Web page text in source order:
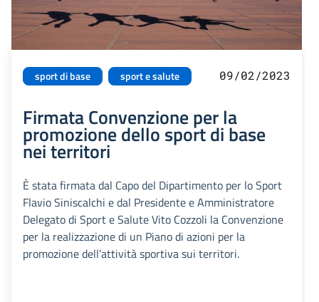
sport di base sport e salute 09/02/2023
Firmata Convenzione per la
promozione dello sport di base
nei territori
È stata firmata dal Capo del Dipartimento per lo Sport
Flavio Siniscalchi e dal Presidente e Amministratore
Delegato di Sport e Salute Vito Cozzoli la Convenzione
per la realizzazione di un Piano di azioni per la
promozione dell’attività sportiva sui territori.